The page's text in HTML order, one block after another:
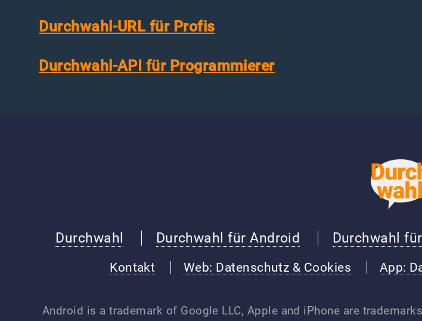
Durchwahl-URL für Profis
Durchwahl-API für Programmierer
Durchwahl Durchwahl für Android Durchwahl
Kontakt Web: Datenschutz & Cookies App:
Android is a trademark of Google LLC, Apple and iPhone are